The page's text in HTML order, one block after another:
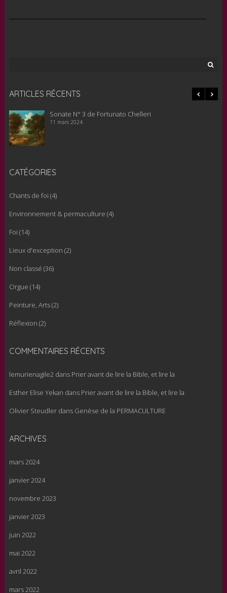
ARTICLES RÉCENTS
Sonate N° 3 de Fortunato Chelleri
11 mars 2024
CATÉGORIES
Chants de foi (4)
Environnement & permaculture (4)
Foi (14)
Lieux d'exception (2)
Non classé (36)
Orgue (14)
Peinture, Arts(2)
Réflexion (2)
COMMENTAIRES RÉCENTS
lemurienagile2dans Prier avant de lire la Bible, et lire la
Esther Elise Yekan dans Prier avant de lire la Bible, et lire la
Olivier Steudlerdans Genèse de la PERMACULTURE
ARCHIVES
mars 2024
janvier 2024
novembre 2023
janvier 2023
juin 2022
mai 2022
avril 2022
mars 2022